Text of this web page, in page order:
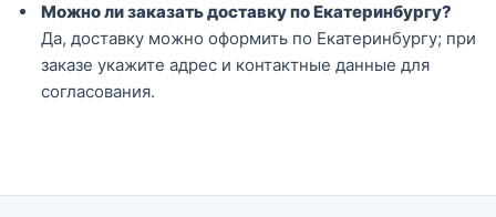
Можно ли заказать доставку по Екатеринбургу?
Да, доставку можно оформить по Екатеринбургу; при
заказе укажите адрес и контактные данные для
согласования.